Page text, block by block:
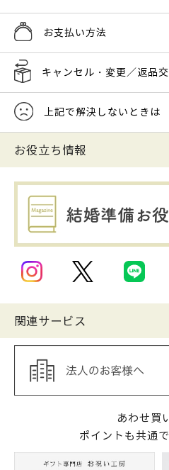
お支払い方法
キャンセル・変更／返品
上記で解決しないときは
お役立ち情報
関連サービス
あわせ買
ポイントも共通